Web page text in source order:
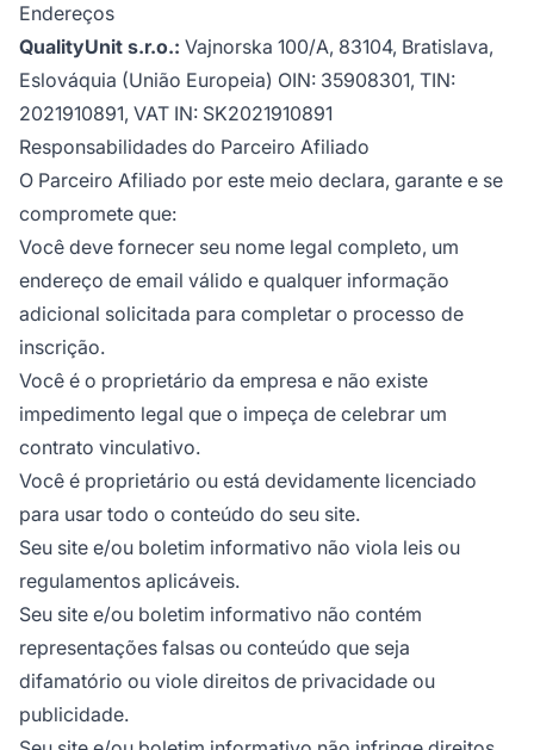
Endereços
QualityUnit s.r.o.: Vajnorska 100/A, 83104, Bratislava,
Eslováquia (União Europeia) OIN: 35908301, TIN:
2021910891, VAT IN: SK2021910891
Responsabilidades do Parceiro Afiliado
O Parceiro Afiliado por este meio declara, garante e se
compromete que:
Você deve fornecer seu nome legal completo, um
endereço de email válido e qualquer informação
adicional solicitada para completar o processo de
inscrição.
Você é o proprietário da empresa e não existe
impedimento legal que o impeça de celebrar um
contrato vinculativo.
Você é proprietário ou está devidamente licenciado
para usar todo o conteúdo do seu site.
Seu site e/ou boletim informativo não viola leis ou
regulamentos aplicáveis.
Seu site e/ou boletim informativo não contém
representações falsas ou conteúdo que seja
difamatório ou viole direitos de privacidade ou
publicidade.